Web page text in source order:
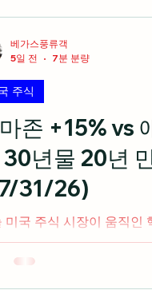
잣말
존 +15% vs
30년물 20년
31/26)
미국 주식 시장이 움직인
시간 오후 2시 기준) 아마존의 클라우드
37% 급증에 힘입은 15%
주식
베가스풍류객
5일 전
7분 분량